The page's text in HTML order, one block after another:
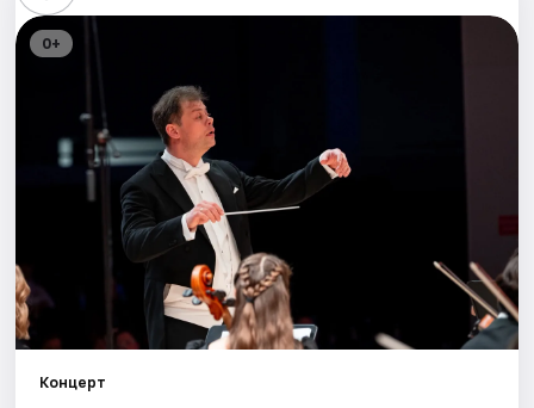
Стендап
Квесты
Экскурсии
События
0+
Концерт